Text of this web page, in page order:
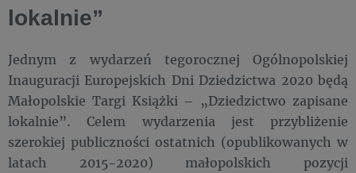
lokalnie”
Jednym z wydarzeń tegorocznej Ogólnopolskiej
Inauguracji Europejskich Dni Dziedzictwa 2020 będą
Małopolskie Targi Książki – „Dziedzictwo zapisane
lokalnie”. Celem wydarzenia jest przybliżenie
szerokiej publiczności ostatnich (opublikowanych w
latach 2015-2020) małopolskich pozycji